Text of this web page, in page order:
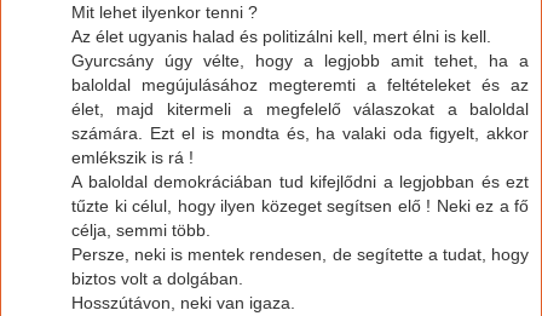
Mit lehet ilyenkor tenni ?
Az élet ugyanis halad és politizálni kell, mert élni is kell.
Gyurcsány úgy vélte, hogy a legjobb amit tehet, ha a
baloldal megújulásához megteremti a feltételeket és az
élet, majd kitermeli a megfelelő válaszokat a baloldal
számára. Ezt el is mondta és, ha valaki oda figyelt, akkor
emlékszik is rá !
A baloldal demokráciában tud kifejlődni a legjobban és ezt
tűzte ki célul, hogy ilyen közeget segítsen elő ! Neki ez a fő
célja, semmi több.
Persze, neki is mentek rendesen, de segítette a tudat, hogy
biztos volt a dolgában.
Hosszútávon, neki van igaza.